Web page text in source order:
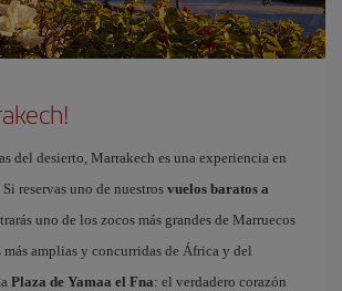
del desierto, Marrakech es una experiencia en
reservas uno de nuestros vuelos baratos a
uno de los zocos más grandes de Marruecos
más amplias y concurridas de África y del
Plaza de Yamaa el Fna: el verdadero corazón